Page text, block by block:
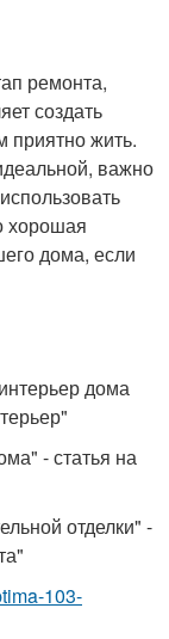
ремонта,
создать
приятно жить.
важно
хорошая
дома, если
дома
- статья на
отделки" -
103-